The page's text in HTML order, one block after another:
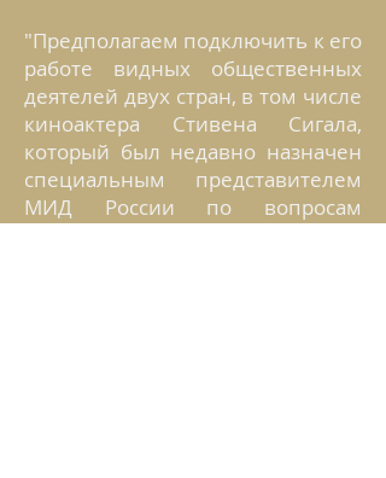
"Предполагаем подключить к его
работе видных общественных
деятелей двух стран, в том числе
киноактера Стивена Сигала,
который был недавно назначен
специальным представителем
МИД России по вопросам